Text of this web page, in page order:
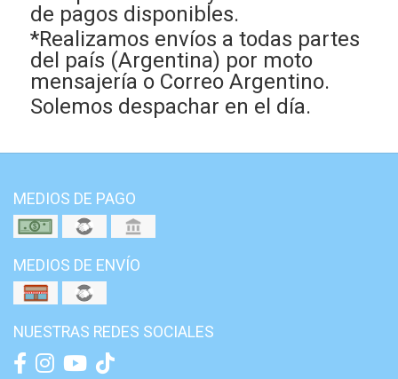
de pagos disponibles.
*Realizamos envíos a todas partes
del país (Argentina) por moto
mensajería o Correo Argentino.
Solemos despachar en el día.
MEDIOS DE PAGO
MEDIOS DE ENVÍO
NUESTRAS REDES SOCIALES